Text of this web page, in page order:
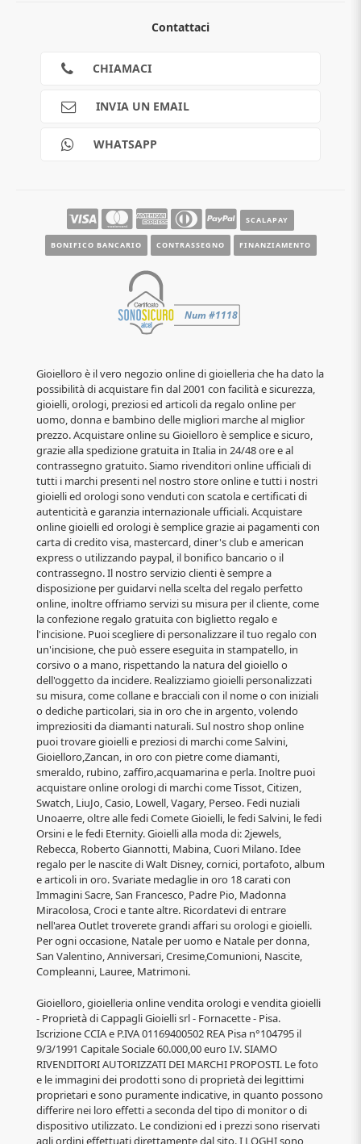
Guida all'acquisto
Scalapay
Contattaci
CHIAMACI
INVIA UN EMAIL
WHATSAPP
SCALAPAY
BONIFICO BANCARIO CONTRASSEGNO FINANZIAMENTO
Gioielloro è il vero negozio online di gioielleria che ha dato la
possibilità di acquistare fin dal 2001 con facilità e sicurezza,
gioielli, orologi, preziosi ed articoli da regalo online per
uomo, donna e bambino delle migliori marche al miglior
prezzo. Acquistare online su Gioielloro è semplice e sicuro,
grazie alla spedizione gratuita in Italia in 24/48 ore e al
contrassegno gratuito. Siamo rivenditori online ufficiali di
tutti i marchi presenti nel nostro store online e tutti i nostri
gioielli ed orologi sono venduti con scatola e certificati di
autenticità e garanzia internazionale ufficiali. Acquistare
online gioielli ed orologi è semplice grazie ai pagamenti con
carta di credito visa, mastercard, diner's club e american
express o utilizzando paypal, il bonifico bancario o il
contrassegno. Il nostro servizio clienti è sempre a
disposizione per guidarvi nella scelta del regalo perfetto
online, inoltre offriamo servizi su misura per il cliente, come
la confezione regalo gratuita con biglietto regalo e
l'incisione. Puoi scegliere di personalizzare il tuo regalo con
un'incisione, che può essere eseguita in stampatello, in
corsivo o a mano, rispettando la natura del gioiello o
dell'oggetto da incidere. Realizziamo gioielli personalizzati
su misura, come collane e bracciali con il nome o con iniziali
o dediche particolari, sia in oro che in argento, volendo
impreziositi da diamanti naturali. Sul nostro shop online
puoi trovare gioielli e preziosi di marchi come Salvini,
Gioielloro,Zancan, in oro con pietre come diamanti,
smeraldo, rubino, zaffiro,acquamarina e perla. Inoltre puoi
acquistare online orologi di marchi come Tissot, Citizen,
Swatch, LiuJo, Casio, Lowell, Vagary, Perseo. Fedi nuziali
Unoaerre, oltre alle fedi Comete Gioielli, le fedi Salvini, le fedi
Orsini e le fedi Eternity. Gioielli alla moda di: 2jewels,
Rebecca, Roberto Giannotti, Mabina, Cuori Milano. Idee
regalo per le nascite di Walt Disney, cornici, portafoto, album
e articoli in oro. Svariate medaglie in oro 18 carati con
Immagini Sacre, San Francesco, Padre Pio, Madonna
Miracolosa, Croci e tante altre. Ricordatevi di entrare
nell'area Outlet troverete grandi affari su orologi e gioielli.
Per ogni occasione, Natale per uomo e Natale per donna,
San Valentino, Anniversari, Cresime,Comunioni, Nascite,
Compleanni, Lauree, Matrimoni.
Gioielloro, gioielleria online vendita orologi e vendita gioielli
- Proprietà di Cappagli Gioielli srl - Fornacette - Pisa.
Iscrizione CCIA e P.IVA 01169400502 REA Pisa n°104795 il
9/3/1991 Capitale Sociale 60.000,00 euro I.V. SIAMO
RIVENDITORI AUTORIZZATI DEI MARCHI PROPOSTI. Le foto
e le immagini dei prodotti sono di proprietà dei legittimi
proprietari e sono puramente indicative, in quanto possono
differire nei loro effetti a seconda del tipo di monitor o di
dispositivo utilizzato. Le condizioni ed i prezzi sono riservati
agli ordini effettuati direttamente dal sito. I LOGHI sono